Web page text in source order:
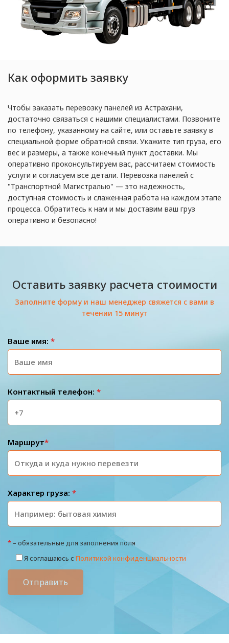
Как оформить заявку
Чтобы заказать перевозку панелей из Астрахани,
достаточно связаться с нашими специалистами. Позвоните
по телефону, указанному на сайте, или оставьте заявку в
специальной форме обратной связи. Укажите тип груза, его
вес и размеры, а также конечный пункт доставки. Мы
оперативно проконсультируем вас, рассчитаем стоимость
услуги и согласуем все детали. Перевозка панелей с
"Транспортной Магистралью" — это надежность,
доступная стоимость и слаженная работа на каждом этапе
процесса. Обратитесь к нам и мы доставим ваш груз
оперативно и безопасно!
Оставить заявку расчета стоимости
Заполните форму и наш менеджер свяжется с вами в
течении 15 минут
Ваше имя: *
Контактный телефон: *
Маршрут*
Характер груза: *
* – обязательные для заполнения поля
Я соглашаюсь с Политикой конфиденциальности
Отправить